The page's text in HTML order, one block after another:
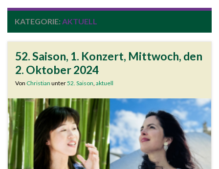
KATEGORIE:AKTUELL
52. Saison, 1. Konzert, Mittwoch, den
2. Oktober 2024
Von Christian unter52. Saison, aktuell